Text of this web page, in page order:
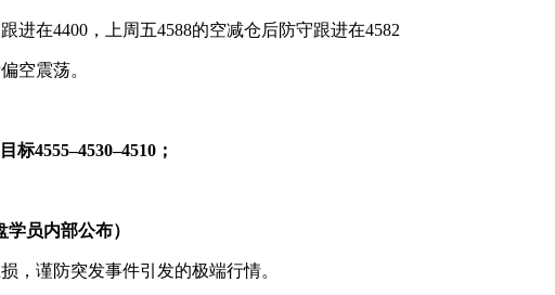
进在4400，上周五4588的空减仓后防守跟进在4582
空震荡。
标4555–4530–4510 ；
员内部公布）
，谨防突发事件引发的极端行情。